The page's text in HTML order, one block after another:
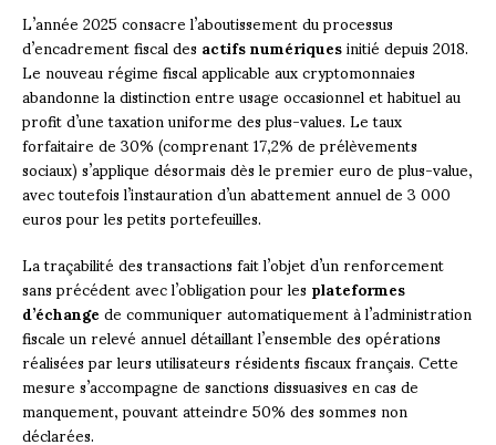
L’année 2025 consacre l’aboutissement du processus
d’encadrement fiscal desactifs numériquesinitié depuis 2018.
Le nouveau régime fiscal applicable aux cryptomonnaies
abandonne la distinction entre usage occasionnel et habituel au
profit d’une taxation uniforme des plus-values. Le taux
forfaitaire de 30% (comprenant 17,2% de prélèvements
sociaux) s’applique désormais dès le premier euro de plus-value,
avec toutefois l’instauration d’un abattement annuel de 3 000
euros pour les petits portefeuilles.
La traçabilité des transactions fait l’objet d’un renforcement
sans précédent avec l’obligation pour lesplateformes
d’échangede communiquer automatiquement à l’administration
fiscale un relevé annuel détaillant l’ensemble des opérations
réalisées par leurs utilisateurs résidents fiscaux français. Cette
mesure s’accompagne de sanctions dissuasives en cas de
manquement, pouvant atteindre 50% des sommes non
déclarées.